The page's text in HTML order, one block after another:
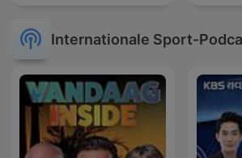
Internationale Sport-